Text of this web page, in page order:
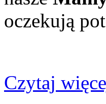
oczekują
Czytaj